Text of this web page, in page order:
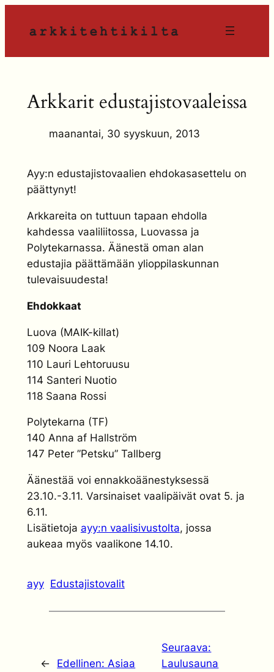
sisältöön
Arkkarit edustajistovaaleissa
maanantai, 30 syyskuun, 2013
Ayy:n edustajistovaalien ehdokasasettelu on
päättynyt!
Arkkareita on tuttuun tapaan ehdolla
kahdessa vaaliliitossa, Luovassa ja
Polytekarnassa. Äänestä oman alan
edustajia päättämään ylioppilaskunnan
tulevaisuudesta!
Ehdokkaat
Luova (MAIK-killat)
109 Noora Laak
110 Lauri Lehtoruusu
114 Santeri Nuotio
118 Saana Rossi
Polytekarna (TF)
140 Anna af Hallström
147 Peter ”Petsku” Tallberg
Äänestää voi ennakkoäänestyksessä
23.10.-3.11. Varsinaiset vaalipäivät ovat 5. ja
6.11.
Lisätietoja ayy:n vaalisivustolta, jossa
aukeaa myös vaalikone 14.10.
ayy Edustajistovalit
← Edellinen: Asiaa
Seuraava:
Laulusauna